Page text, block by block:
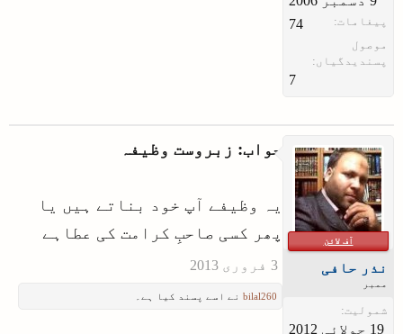
پیغامات: 74
موصول
پسندیدگیاں:
7
آف لائن
نذر حافی
ممبر
شمولیت:
جواب: زبروست وظیفہ
یہ وظیفے آپ خود بناتے ہیں یا
پھر کسی صاحبِ کرامت کی عطاہے
bilal260 نے اسے پسند کیا ہے۔